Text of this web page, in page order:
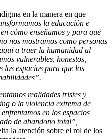
en la manera en que
la educación e
cómo enseñamos y para qué
nos mostramos como personas
a traer la humanidad al
vulnerables, honestos,
los espacios para que los
realidades tristes y
o la violencia extrema de
en los espacios
de abandono total”,
la atención sobre el rol de los